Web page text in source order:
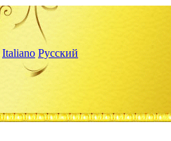
Italiano Русский